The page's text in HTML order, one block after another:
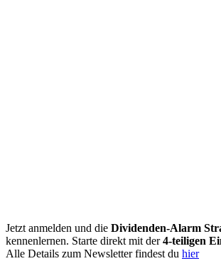
Jetzt anmelden und die Dividenden-Alarm
kennenlernen. Starte direkt mit der4-teiligen
Alle Details zum Newsletter findest du hier